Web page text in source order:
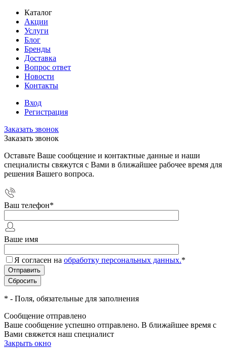
Каталог
Акции
Услуги
Блог
Бренды
Доставка
Вопрос ответ
Новости
Контакты
Вход
Регистрация
Заказать звонок
Заказать звонок
Оставьте Ваше сообщение и контактные данные и наши
специалисты свяжутся с Вами в ближайшее рабочее время для
решения Вашего вопроса.
Ваш телефон*
Ваше имя
Я согласен на обработку персональных данных.*
* - Поля, обязательные для заполнения
Сообщение отправлено
Ваше сообщение успешно отправлено. В ближайшее время с
Вами свяжется наш специалист
Закрыть окно